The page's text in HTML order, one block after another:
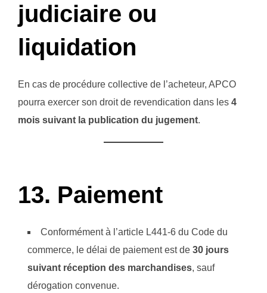
judiciaire ou
liquidation
En cas de procédure collective de l’acheteur, APCO
pourra exercer son droit de revendication dans les 4
mois suivant la publication du jugement.
13. Paiement
Conformément à l’article L441-6 du Code du
commerce, le délai de paiement est de 30 jours
suivant réception des marchandises, sauf
dérogation convenue.